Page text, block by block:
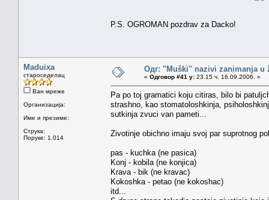
P.S. OGROMAN pozdrav za Dacko!
Maduixa
староседелац
Ван мреже
Организација:
Име и презиме:
Струка:
Поруке: 1.014
Одг: "Muški" nazivi zanimanja u
« Одговор #41 у: 23.15 ч. 16.09.2006. »
Pa po toj gramatici koju citiras, bilo bi
strashno, kao stomatoloshkinja,
sutkinja zvuci van pameti...
Zivotinje obichno imaju svoj par suprotnog
pas - kuchka (ne pasica)
Konj - kobila (ne konjica)
Krava - bik (ne kravac)
Kokoshka - petao (ne kokoshac)
itd...